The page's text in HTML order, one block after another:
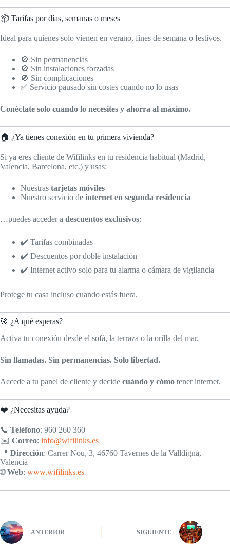
📦 Tarifas por días, semanas o meses
Ideal para quienes solo vienen en verano, fines de semana o festivos.
🚫 Sin permanencias
🚫 Sin instalaciones forzadas
🚫 Sin complicaciones
✅ Servicio pausado sin costes cuando no lo usas
Conéctate solo cuando lo necesites y ahorra al máximo.
🏠 ¿Ya tienes conexión en tu primera vivienda?
Si ya eres cliente de Wifilinks en tu residencia habitual (Madrid,
Valencia, Barcelona, etc.) y usas:
Nuestras tarjetas móviles
Nuestro servicio de internet en segunda residencia
…puedes acceder a descuentos exclusivos:
✔️ Tarifas combinadas
✔️ Descuentos por doble instalación
✔️ Internet activo solo para tu alarma o cámara de vigilancia
Protege tu casa incluso cuando estás fuera.
🎯 ¿A qué esperas?
Activa tu conexión desde el sofá, la terraza o la orilla del mar.
Sin llamadas. Sin permanencias. Solo libertad.
Accede a tu panel de cliente y decide cuándo y cómo tener internet.
❤️ ¿Necesitas ayuda?
📞 Teléfono: 960 260 360
✉️ Correo: info@wifilinks.es
📍 Dirección: Carrer Nou, 3, 46760 Tavernes de la Valldigna,
Valencia
🌐Web: www.wifilinks.es
ANTERIOR SIGUIENTE